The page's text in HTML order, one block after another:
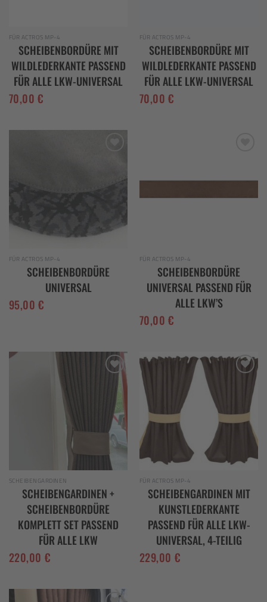
FÜR ACTROS MP-4
SCHEIBENBORDÜRE MIT
WILDLEDERKANTE PASSEND
FÜR ALLE LKW-UNIVERSAL
70,00€
FÜR ACTROS MP-4
SCHEIBENBORDÜRE MIT
WILDLEDERKANTE PASSEND
FÜR ALLE LKW-UNIVERSAL
70,00€
FÜR ACTROS MP-4
SCHEIBENBORDÜRE
UNIVERSAL
95,00€
FÜR ACTROS MP-4
SCHEIBENBORDÜRE
UNIVERSAL PASSEND FÜR
ALLE LKW’S
70,00€
wishlist
SCHEIBENGARDINEN
SCHEIBENGARDINEN +
SCHEIBENBORDÜRE
KOMPLETT SET PASSEND
FÜR ALLE LKW
220,00 €
FÜR ACTROS MP-4
SCHEIBENGARDINEN MIT
KUNSTLEDERKANTE
PASSEND FÜR ALLE LKW-
UNIVERSAL, 4-TEILIG
229,00 €